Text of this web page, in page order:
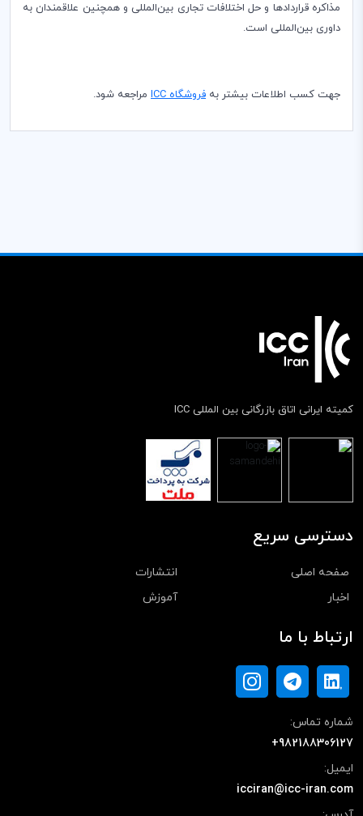
مذاکره قراردادها و حل اختلافات تجاری بین‌المللی و همچنین علاقمندان به
داوری بین‌المللی است.
جهت کسب اطلاعات بیشتر به فروشگاهICC مراجعه شود.
کمیته ایرانی اتاق بازرگانی بین المللی ICC
دسترسی سریع
صفحه اصلی
انتشارات
اخبار
آموزش
ارتباط با ما
شماره تماس:
+982188306127
ایمیل:
icciran@icc-iran.com